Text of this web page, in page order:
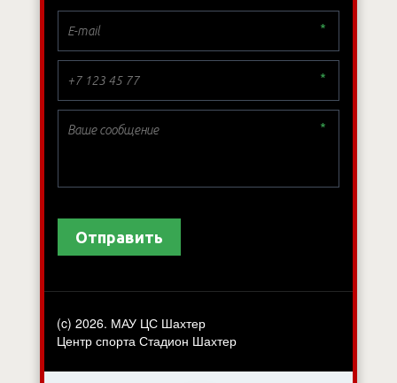
*
*
*
Отправить
(c) 2026. МАУ ЦС Шахтер
Центр спорта Стадион Шахтер